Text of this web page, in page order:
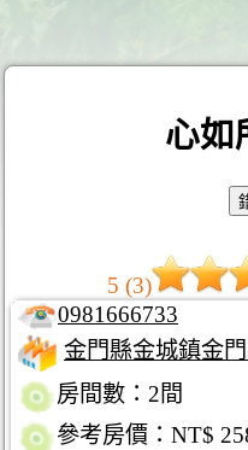
心如
5 (3)
0981666733
金門縣金城鎮金
房間數：2間
參考房價：NT$